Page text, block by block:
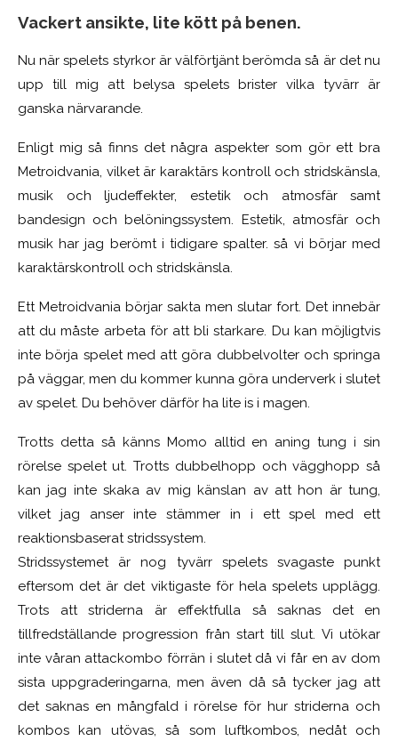
Vackert ansikte, lite kött på benen.
Nu när spelets styrkor är välförtjänt berömda så är det nu
upp till mig att belysa spelets brister vilka tyvärr är
ganska närvarande.
Enligt mig så finns det några aspekter som gör ett bra
Metroidvania, vilket är karaktärs kontroll och stridskänsla,
musik och ljudeffekter, estetik och atmosfär samt
bandesign och belöningssystem. Estetik, atmosfär och
musik har jag berömt i tidigare spalter. så vi börjar med
karaktärskontroll och stridskänsla.
Ett Metroidvania börjar sakta men slutar fort. Det innebär
att du måste arbeta för att bli starkare. Du kan möjligtvis
inte börja spelet med att göra dubbelvolter och springa
på väggar, men du kommer kunna göra underverk i slutet
av spelet. Du behöver därför ha lite is i magen.
Trotts detta så känns Momo alltid en aning tung i sin
rörelse spelet ut. Trotts dubbelhopp och vägghopp så
kan jag inte skaka av mig känslan av att hon är tung,
vilket jag anser inte stämmer in i ett spel med ett
reaktionsbaserat stridssystem.
Stridssystemet är nog tyvärr spelets svagaste punkt
eftersom det är det viktigaste för hela spelets upplägg.
Trots att striderna är effektfulla så saknas det en
tillfredställande progression från start till slut. Vi utökar
inte våran attackombo förrän i slutet då vi får en av dom
sista uppgraderingarna, men även då så tycker jag att
det saknas en mångfald i rörelse för hur striderna och
kombos kan utövas, så som luftkombos, nedåt och